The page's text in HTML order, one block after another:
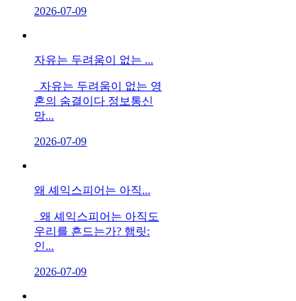
2026-07-09
자유는 두려움이 없는 ...
자유는 두려움이 없는 영
혼의 숨결이다 정보통신
망...
2026-07-09
왜 셰익스피어는 아직...
왜 셰익스피어는 아직도
우리를 흔드는가? 햄릿:
인...
2026-07-09